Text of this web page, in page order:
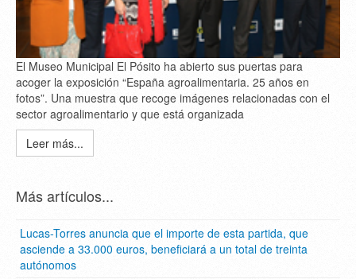
El Museo Municipal El Pósito ha abierto sus puertas para
acoger la exposición “España agroalimentaria. 25 años en
fotos”. Una muestra que recoge imágenes relacionadas con el
sector agroalimentario y que está organizada
Leer más...
Más artículos...
Lucas-Torres anuncia que el importe de esta partida, que
asciende a 33.000 euros, beneficiará a un total de treinta
autónomos